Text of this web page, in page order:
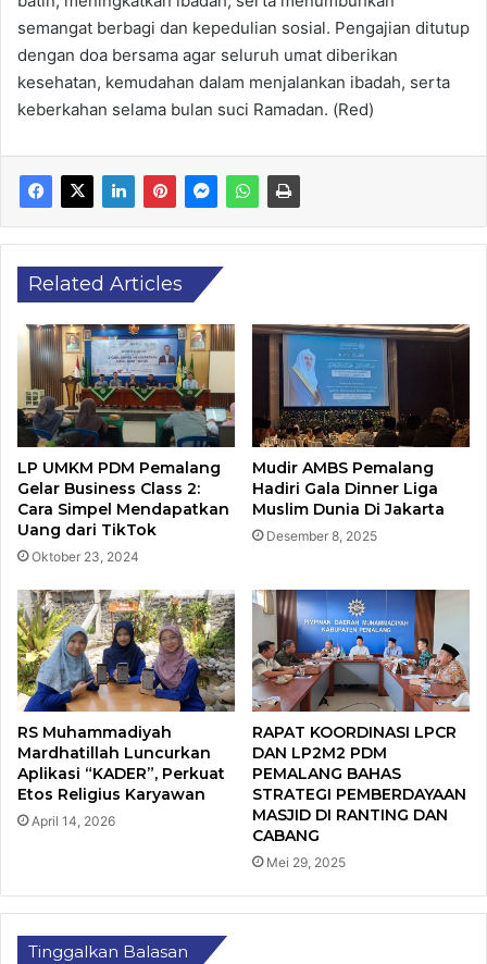
semangat berbagi dan kepedulian sosial. Pengajian ditutup
dengan doa bersama agar seluruh umat diberikan
kesehatan, kemudahan dalam menjalankan ibadah, serta
keberkahan selama bulan suci Ramadan. (Red)
Related Articles
LP UMKM PDM Pemalang
Gelar Business Class 2:
Cara Simpel Mendapatkan
Uang dari TikTok
Oktober 23, 2024
Mudir AMBS Pemalang
Hadiri Gala Dinner Liga
Muslim Dunia Di Jakarta
Desember 8, 2025
RS Muhammadiyah
Mardhatillah Luncurkan
Aplikasi “KADER”, Perkuat
Etos Religius Karyawan
April 14, 2026
RAPAT KOORDINASI LPCR
DAN LP2M2 PDM
PEMALANG BAHAS
STRATEGI PEMBERDAYAAN
MASJID DI RANTING DAN
CABANG
Mei 29, 2025
Tinggalkan Balasan